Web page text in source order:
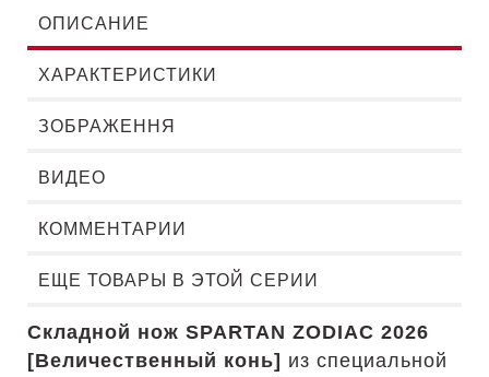
ОПИСАНИЕ
ХАРАКТЕРИСТИКИ
ЗОБРАЖЕННЯ
ВИДЕО
КОММЕНТАРИИ
ЕЩЕ ТОВАРЫ В ЭТОЙ СЕРИИ
Складной нож SPARTAN ZODIAC 2026
[Величественный конь] из специальной